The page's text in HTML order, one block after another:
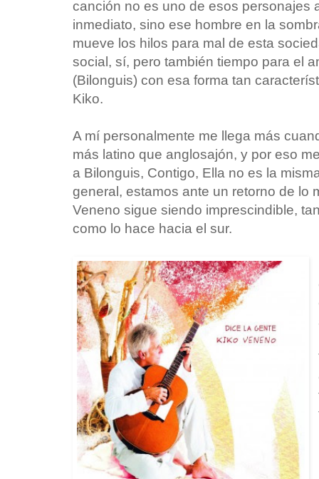
canción no es uno de esos personajes
inmediato, sino ese hombre en la
mueve los hilos para mal de esta
social, sí, pero también tiempo para el
(Bilonguis) con esa forma tan
Kiko.
A mí personalmente me llega más
más latino que anglosajón, y por eso
a Bilonguis, Contigo, Ella no es la
general, estamos ante un retorno de lo
Veneno sigue siendo imprescindible,
como lo hace hacia el sur.